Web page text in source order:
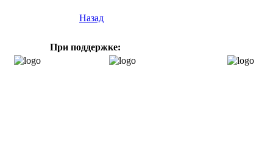
Назад
При поддержке: